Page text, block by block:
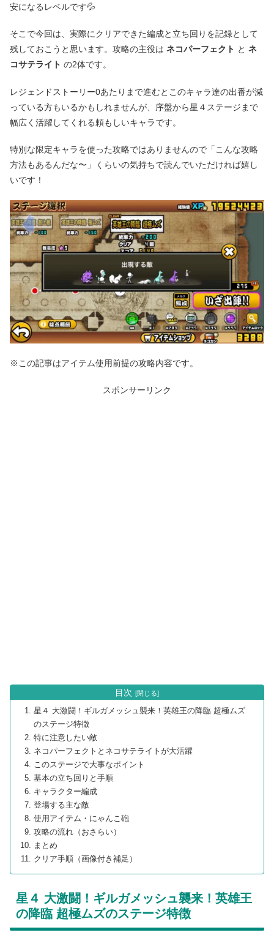
安になるレベルです💦
そこで今回は、実際にクリアできた編成と立ち回りを記録として
残しておこうと思います。攻略の主役は ネコパーフェクト と ネ
コサテライト の2体です。
レジェンドストーリー0あたりまで進むとこのキャラ達の出番が減
っている方もいるかもしれませんが、序盤から星４ステージまで
幅広く活躍してくれる頼もしいキャラです。
特別な限定キャラを使った攻略ではありませんので「こんな攻略
方法もあるんだな〜」くらいの気持ちで読んでいただければ嬉し
いです！
※この記事はアイテム使用前提の攻略内容です。
スポンサーリンク
目次
星４ 大激闘！ギルガメッシュ襲来！英雄王の降臨 超極ムズ
のステージ特徴
特に注意したい敵
ネコパーフェクトとネコサテライトが大活躍
このステージで大事なポイント
基本の立ち回りと手順
キャラクター編成
登場する主な敵
使用アイテム・にゃんこ砲
攻略の流れ（おさらい）
まとめ
クリア手順（画像付き補足）
星４ 大激闘！ギルガメッシュ襲来！英雄王
の降臨 超極ムズのステージ特徴